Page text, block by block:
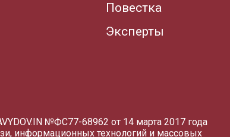
Повестка
Эксперты
№ФС77-68962 от 14 марта 2017 года
информационных технологий и массовых